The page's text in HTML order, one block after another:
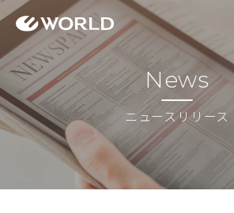
News
ニュースリリース